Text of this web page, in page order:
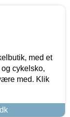
med et
cykelsko,
med. Klik